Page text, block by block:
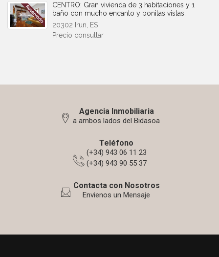
CENTRO: Gran vivienda de 3 habitaciones y 1
baño con mucho encanto y bonitas vistas.
20302 Irun, ES
Precio consultar
Agencia Inmobiliaria
a ambos lados del Bidasoa
Teléfono
(+34) 943 06 11 23
(+34) 943 90 55 37
Contacta con Nosotros
Envienos un Mensaje